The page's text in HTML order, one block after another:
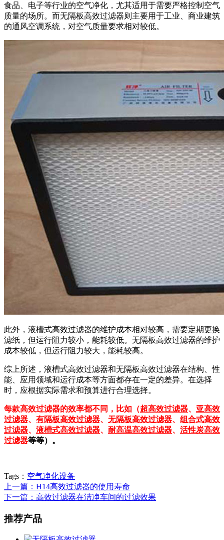
食品、电子等行业的空气净化，尤其适用于需要严格控制空气
质量的场所。而无隔板高效过滤器则主要用于工业、商业建筑
的通风空调系统，对空气质量要求相对较低。
此外，液槽式高效过滤器的维护成本相对较高，需要定期更换
滤纸，但运行阻力较小，能耗较低。无隔板高效过滤器的维护
成本较低，但运行阻力较大，能耗较高。
综上所述，液槽式高效过滤器和无隔板高效过滤器在结构、性
能、应用领域和运行成本等方面都存在一定的差异。在选择
时，应根据实际需求和预算进行合理选择。
每款高效过滤器的效率都不同，比如（超高效过滤器、 亚高效
过滤器、 有隔板高效过滤器、 无隔板高效过滤器、 组合式高效
过滤器、 液槽式高效过滤器、 耐高温高效过滤器、 活性炭高效
过滤器等等）。
Tags： 空气净化设备
上一篇：H14高效过滤器的使用寿命
下一篇：高效过滤器在洁净车间的过滤效果
推荐产品